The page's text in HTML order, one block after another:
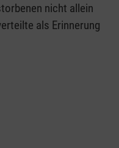
nicht allein
als Erinnerung